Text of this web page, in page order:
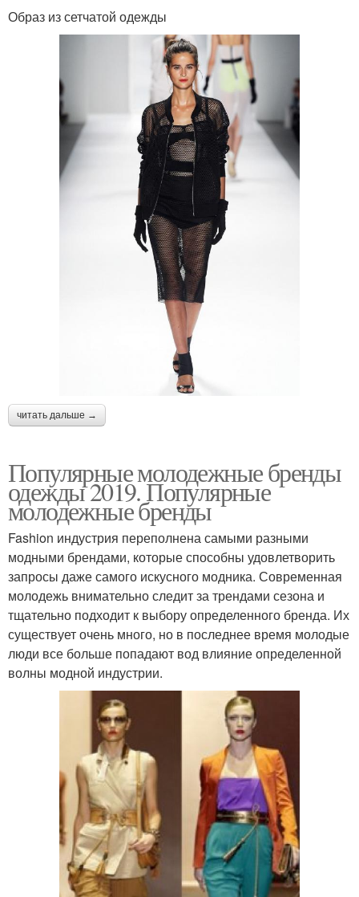
Образ из сетчатой одежды
читать дальше →
Популярные молодежные бренды
одежды 2019. Популярные
молодежные бренды
Fashion индустрия переполнена самыми разными
модными брендами, которые способны удовлетворить
запросы даже самого искусного модника. Современная
молодежь внимательно следит за трендами сезона и
тщательно подходит к выбору определенного бренда. Их
существует очень много, но в последнее время молодые
люди все больше попадают вод влияние определенной
волны модной индустрии.